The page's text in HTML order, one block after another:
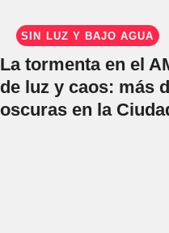
SIN LUZ Y BAJO AGUA
La tormenta en el
de luz y caos: más
oscuras en la